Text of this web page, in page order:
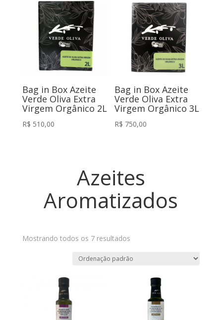
Bag in Box Azeite
Verde Oliva Extra
Virgem Orgânico 2L
R$ 510,00
Bag in Box Azeite
Verde Oliva Extra
Virgem Orgânico 3L
R$ 750,00
Azeites
Aromatizados
Mostrando todos os 7 resultados